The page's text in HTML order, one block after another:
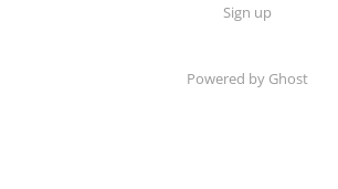
Sign up
Powered by Ghost